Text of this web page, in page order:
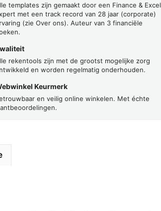
templates zijn gemaakt door een Finance & Excel
met een track record van 28 jaar (corporate)
(zie Over ons). Auteur van 3 financiële
rekentools zijn met de grootst mogelijke zorg
en worden regelmatig onderhouden.
Keurmerk
en veilig online winkelen. Met échte